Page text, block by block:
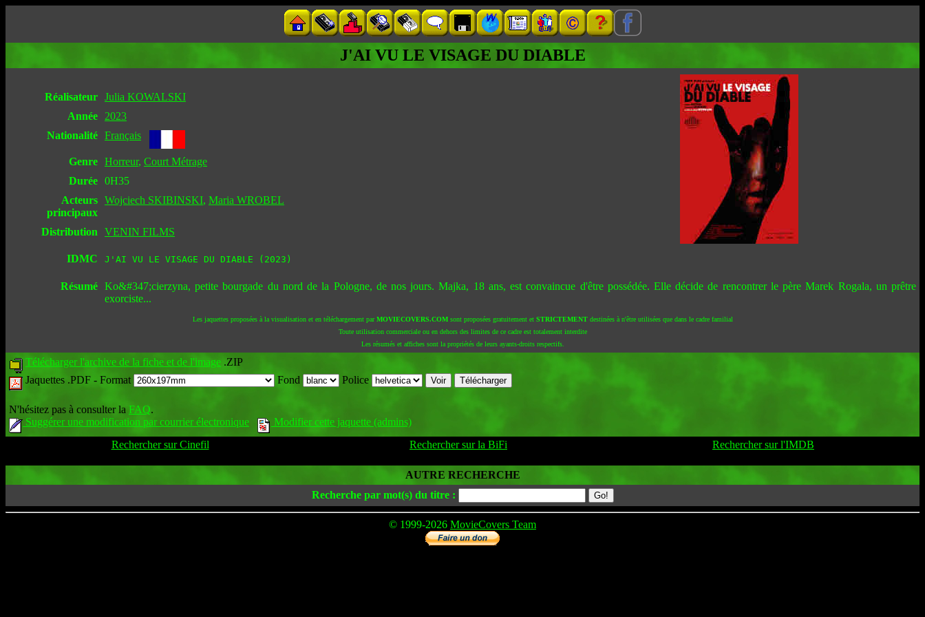
J'AI VU LE VISAGE DU DIABLE
Réalisateur Julia KOWALSKI
Année
2023
Nationalité Français
Genre Horreur, Court Métrage
Durée 0H35
Acteurs
principaux
Wojciech SKIBINSKI, Maria WROBEL
Distribution VENIN FILMS
IDMC J'AI VU LE VISAGE DU DIABLE (2023)
Résumé Ko&#347;cierzyna, petite bourgade du nord de la Pologne, de nos jours. Majka, 18 ans, est convaincue d'être possédée. Elle décide de rencontrer le père Marek Rogala, un prêtre
exorciste...
Les jaquettes proposées à la visualisation et en téléchargement parMOVIECOVERS.COMsont proposées gratuitement et STRICTEMENTdestinées à n'être utilisées que dans le cadre familial
Toute utilisation commerciale ou en dehors des limites de ce cadre est totalement interdite
Les résumés et affiches sont la propriétés de leurs ayants-droits respectifs.
Télécharger l'archive de la fiche et de l'image .ZIP
Jaquettes .PDF - Format Fond Police
N'hésitez pas à consulter la FAQ.
Suggérer une modification par courrier électronique
Modifier cette jaquette (admins)
Rechercher sur Cinefil
Rechercher sur la BiFi Rechercher sur l'IMDB
AUTRE RECHERCHE
Recherche par mot(s) du titre :
© 1999-2026 MovieCovers Team